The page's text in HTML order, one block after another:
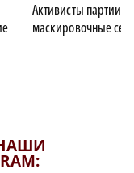
Активисты партии
маскировочные